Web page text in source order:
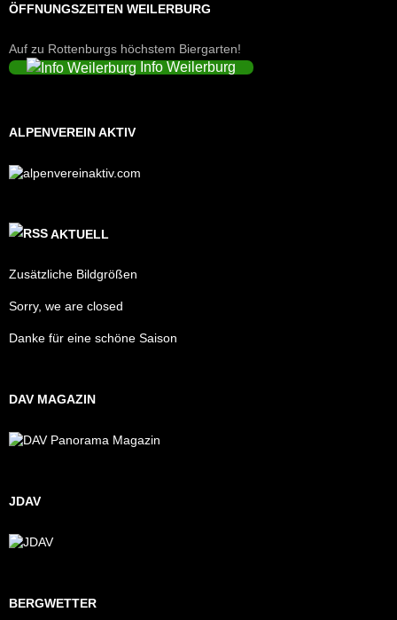
ÖFFNUNGSZEITEN WEILERBURG
Auf zu Rottenburgs höchstem Biergarten!
Info Weilerburg
ALPENVEREIN AKTIV
AKTUELL
Zusätzliche Bildgrößen
Sorry, we are closed
Danke für eine schöne Saison
DAV MAGAZIN
JDAV
BERGWETTER